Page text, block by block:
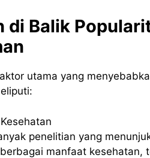
di Balik
utama yang
penelitian yang
manfaat kesehatan,